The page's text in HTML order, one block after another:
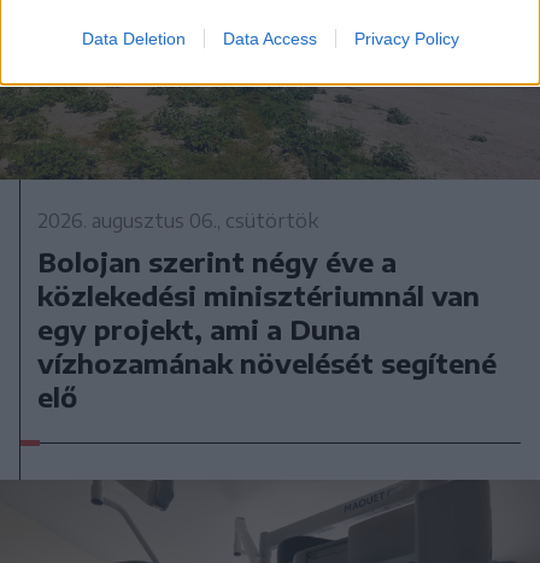
Data Deletion Data Access Privacy Policy
2026. augusztus 06., csütörtök
Bolojan szerint négy éve a
közlekedési minisztériumnál van
egy projekt, ami a Duna
vízhozamának növelését segítené
elő